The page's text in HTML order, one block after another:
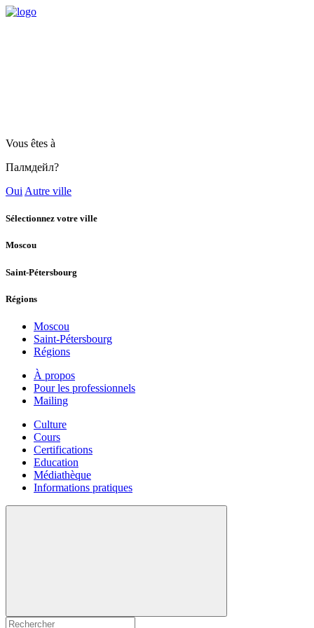
Vous êtes à
Палмдейл?
Oui Autre ville
Sélectionnez votre ville
Moscou
Saint-Pétersbourg
Régions
Moscou
Saint-Pétersbourg
Régions
À propos
Pour les professionnels
Mailing
Culture
Cours
Certifications
Education
Médiathèque
Informations pratiques